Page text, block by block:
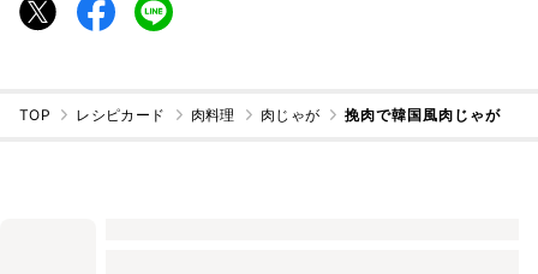
TOP レシピカード 肉料理 肉じゃが 挽肉で韓国風肉じゃが